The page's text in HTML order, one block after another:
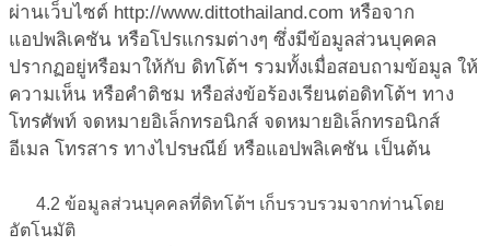
ผ่านเว็บไซต์ http://www.dittothailand.com หรือจาก
แอปพลิเคชัน หรือโปรแกรมต่างๆ ซึ่งมีข้อมูลส่วนบุคคล
ปรากฏอยู่หรือมาให้กับ ดิทโต้ฯ รวมทั้งเมื่อสอบถามข้อมูล ให้
ความเห็น หรือคำติชม หรือส่งข้อร้องเรียนต่อดิทโต้ฯ ทาง
โทรศัพท์ จดหมายอิเล็กทรอนิกส์ จดหมายอิเล็กทรอนิกส์
อีเมล โทรสาร ทางไปรษณีย์ หรือแอปพลิเคชัน เป็นต้น
4.2 ข้อมูลส่วนบุคคลที่ดิทโต้ฯ เก็บรวบรวมจากท่านโดย
อัตโนมัติ